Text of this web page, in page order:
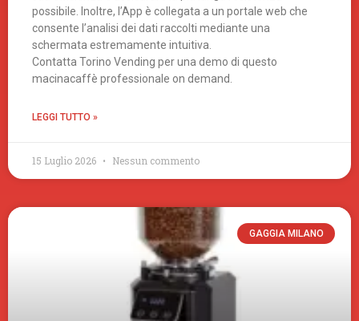
possibile. Inoltre, l’App è collegata a un portale web che
consente l’analisi dei dati raccolti mediante una
schermata estremamente intuitiva.
Contatta Torino Vending per una demo di questo
macinacaffè professionale on demand.
LEGGI TUTTO »
15 Luglio 2026 Nessun commento
GAGGIA MILANO